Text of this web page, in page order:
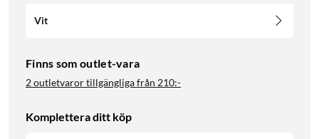
Vit
Finns som outlet-vara
2 outletvaror tillgängliga från 210:-
Komplettera ditt köp